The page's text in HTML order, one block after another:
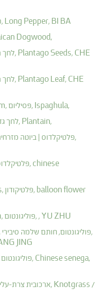
פלפל ארוך, Long Pepper, BI BA
Dogwood,
לחך רחב עלים, Plantago Seeds, CHE
לחך רחב עלים, Plantago Leaf, CHE
פסיליום, Ispaghula,
לחך גדול / אזמלני, Plantain,
פלטיקלדוס | ביוטה מזרחית,
פלטיקלדוס, chinese
פלטיקודון, balloon flower
פוליגונטום, , YU ZHU
פוליגונטום, חותם שלמה סיבירי,
JING
פוליגונטום, Chinese senega,
ארכובית צרת-עלים, Knotgrass /